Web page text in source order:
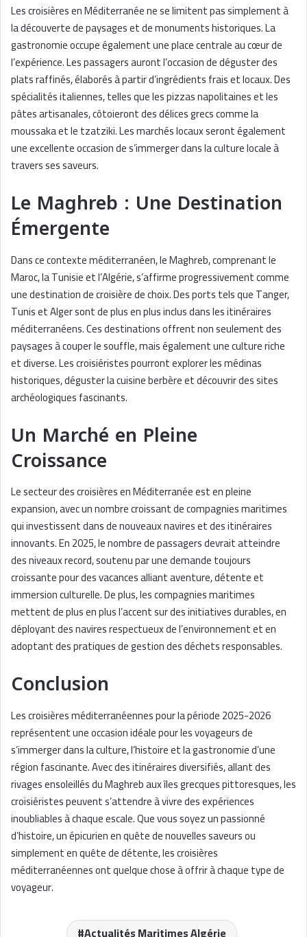
Les croisières en Méditerranée ne se limitent pas simplement à
la découverte de paysages et de monuments historiques. La
gastronomie occupe également une place centrale au cœur de
l’expérience. Les passagers auront l’occasion de déguster des
plats raffinés, élaborés à partir d’ingrédients frais et locaux. Des
spécialités italiennes, telles que les pizzas napolitaines et les
pâtes artisanales, côtoieront des délices grecs comme la
moussaka et le tzatziki. Les marchés locaux seront également
une excellente occasion de s’immerger dans la culture locale à
travers ses saveurs.
Le Maghreb : Une Destination
Émergente
Dans ce contexte méditerranéen, le Maghreb, comprenant le
Maroc, la Tunisie et l’Algérie, s’affirme progressivement comme
une destination de croisière de choix. Des ports tels que Tanger,
Tunis et Alger sont de plus en plus inclus dans les itinéraires
méditerranéens. Ces destinations offrent non seulement des
paysages à couper le souffle, mais également une culture riche
et diverse. Les croisiéristes pourront explorer les médinas
historiques, déguster la cuisine berbère et découvrir des sites
archéologiques fascinants.
Un Marché en Pleine
Croissance
Le secteur des croisières en Méditerranée est en pleine
expansion, avec un nombre croissant de compagnies maritimes
qui investissent dans de nouveaux navires et des itinéraires
innovants. En 2025, le nombre de passagers devrait atteindre
des niveaux record, soutenu par une demande toujours
croissante pour des vacances alliant aventure, détente et
immersion culturelle. De plus, les compagnies maritimes
mettent de plus en plus l’accent sur des initiatives durables, en
déployant des navires respectueux de l’environnement et en
adoptant des pratiques de gestion des déchets responsables.
Conclusion
Les croisières méditerranéennes pour la période 2025-2026
représentent une occasion idéale pour les voyageurs de
s’immerger dans la culture, l’histoire et la gastronomie d’une
région fascinante. Avec des itinéraires diversifiés, allant des
rivages ensoleillés du Maghreb aux îles grecques pittoresques, les
croisiéristes peuvent s’attendre à vivre des expériences
inoubliables à chaque escale. Que vous soyez un passionné
d’histoire, un épicurien en quête de nouvelles saveurs ou
simplement en quête de détente, les croisières
méditerranéennes ont quelque chose à offrir à chaque type de
voyageur.
Actualités Maritimes Algérie